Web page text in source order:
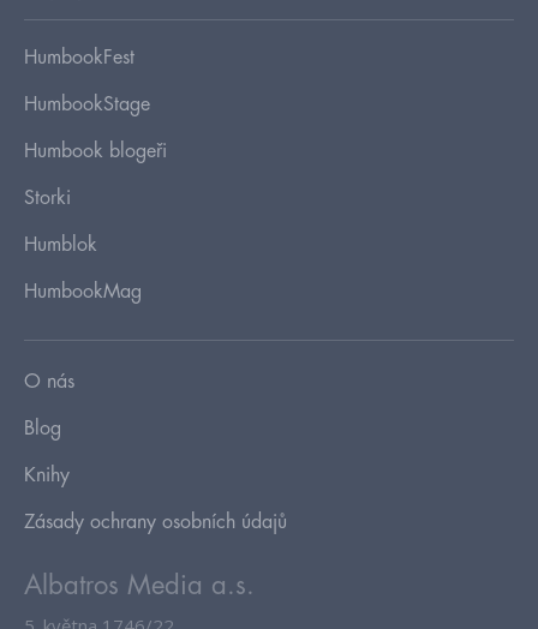
HumbookFest
HumbookStage
Humbook blogeři
Storki
Humblok
HumbookMag
O nás
Blog
Knihy
Zásady ochrany osobních údajů
Albatros Media a.s.